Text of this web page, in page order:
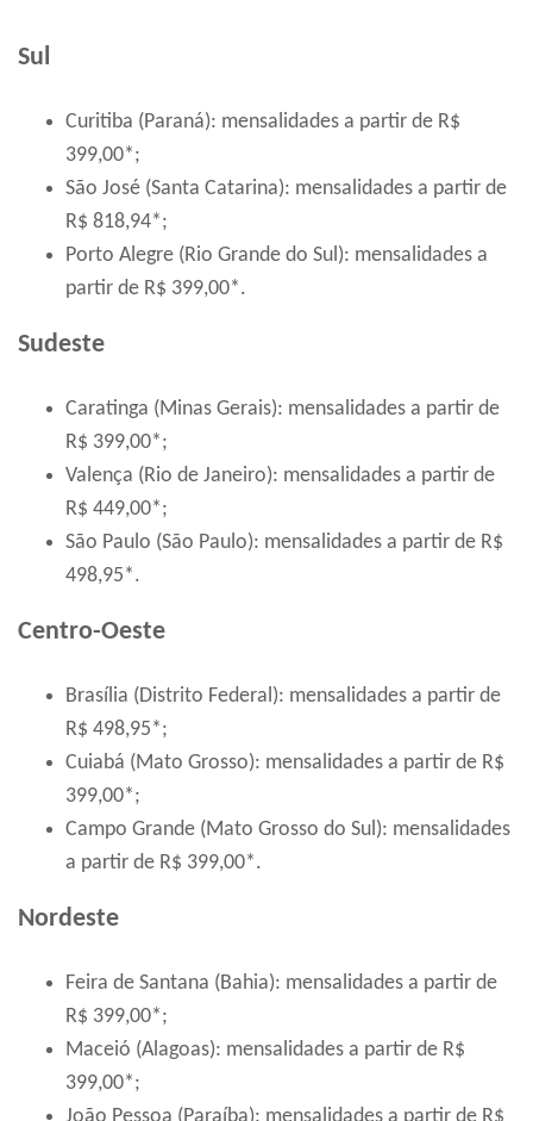
Sul
Curitiba (Paraná): mensalidades a partir de R$
399,00*;
São José (Santa Catarina): mensalidades a partir de
R$ 818,94*;
Porto Alegre (Rio Grande do Sul): mensalidades a
partir de R$ 399,00*.
Sudeste
Caratinga (Minas Gerais): mensalidades a partir de
R$ 399,00*;
Valença (Rio de Janeiro): mensalidades a partir de
R$ 449,00*;
São Paulo (São Paulo): mensalidades a partir de R$
498,95*.
Centro-Oeste
Brasília (Distrito Federal): mensalidades a partir de
R$ 498,95*;
Cuiabá (Mato Grosso): mensalidades a partir de R$
399,00*;
Campo Grande (Mato Grosso do Sul): mensalidades
a partir de R$ 399,00*.
Nordeste
Feira de Santana (Bahia): mensalidades a partir de
R$ 399,00*;
Maceió (Alagoas): mensalidades a partir de R$
399,00*;